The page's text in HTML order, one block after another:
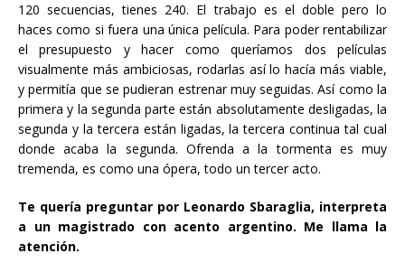
120 secuencias, tienes 240. El trabajo es el doble pero lo
haces como si fuera una única película. Para poder rentabilizar
el presupuesto y hacer como queríamos dos películas
visualmente más ambiciosas, rodarlas así lo hacía más viable,
y permitía que se pudieran estrenar muy seguidas. Así como la
primera y la segunda parte están absolutamente desligadas, la
segunda y la tercera están ligadas, la tercera continua tal cual
donde acaba la segunda. Ofrenda a la tormenta es muy
tremenda, es como una ópera, todo un tercer acto.
Te quería preguntar por Leonardo Sbaraglia, interpreta
a un magistrado con acento argentino. Me llama la
atención.